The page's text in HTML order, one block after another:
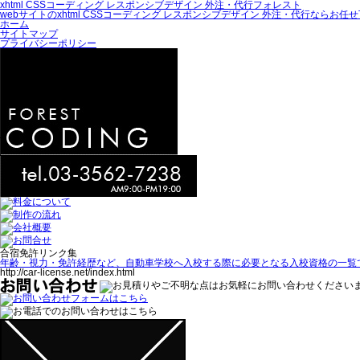
xhtml CSSコーディング レスポンシブデザイン 外注・代行フォレスト
webサイトのxhtml CSSコーディング レスポンシブデザイン 外注・代行ならお任せ
ホーム
サイトマップ
プライバシーポリシー
合宿免許リンク集
年齢・視力・免許経歴など、自動車学校へ入校する際に必要となる入校資格の一覧
http://car-license.net/index.html